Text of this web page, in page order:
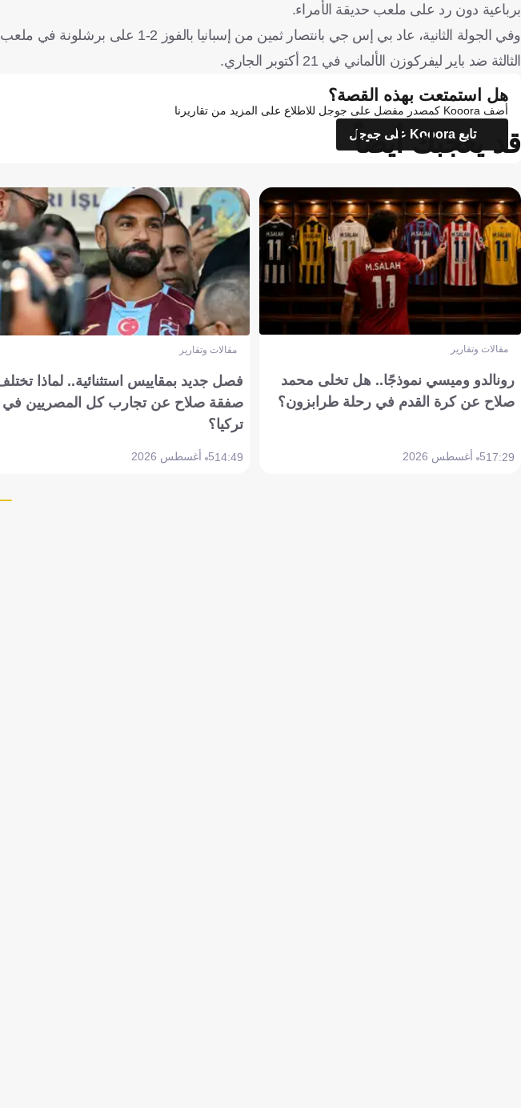
برباعية دون رد على ملعب حديقة الأمراء.
وفي الجولة الثانية، عاد بي إس جي بانتصار
الثالثة ضد باير ليفركوزن الألماني في 21 أكتوبر الجاري.
هل استمتعت بهذه القصة؟
أضف Kooora كمصدر مفضل على جوجل للاطلاع على المزيد من تقاريرنا
تابع Kooora على جوجل
قد يعجبك أيضاً
مقالات وتقارير
رونالدو وميسي نموذجًا.. هل تخلى محمد
صلاح عن كرة القدم في رحلة طرابزون؟
17:295 أغسطس 2026
مقالات وتقارير
فصل جديد بمقاييس استثنائية.. لماذا
صفقة صلاح عن تجارب كل المصريين في
تركيا؟
14:495 أغسطس 2026